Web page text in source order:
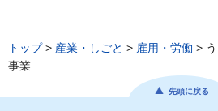
トップ> 産業・しごと > 雇用・労働 >
事業
先頭に戻る